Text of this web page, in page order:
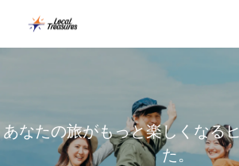
あなたの旅がもっと楽しく なるヒ
た。